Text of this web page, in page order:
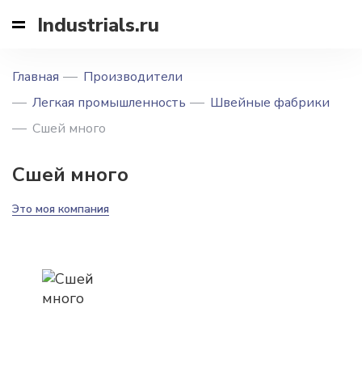
Industrials.ru
Главная
Производители
Легкая промышленность
Швейные фабрики
Сшей много
Сшей много
Это моя компания